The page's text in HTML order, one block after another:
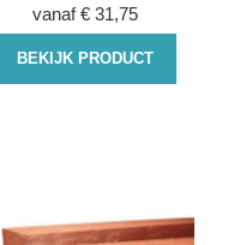
vanaf € 31,75
BEKIJK PRODUCT